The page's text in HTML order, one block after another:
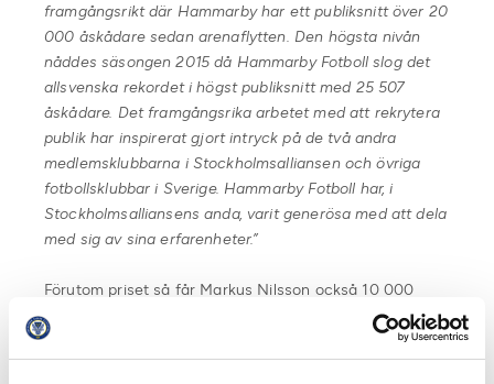
framgångsrikt där Hammarby har ett publiksnitt över 20
000 åskådare sedan arenaflytten. Den högsta nivån
nåddes säsongen 2015 då Hammarby Fotboll slog det
allsvenska rekordet i högst publiksnitt med 25 507
åskådare. Det framgångsrika arbetet med att rekrytera
publik har inspirerat gjort intryck på de två andra
medlemsklubbarna i Stockholmsalliansen och övriga
fotbollsklubbar i Sverige. Hammarby Fotboll har, i
Stockholmsalliansens anda, varit generösa med att dela
med sig av sina erfarenheter.”
Förutom priset så får Markus Nilsson också 10 000
kronor i prispengar.
Fakta Stockholmsalliansens pris: